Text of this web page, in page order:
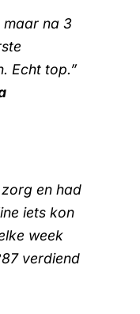
maar na 3
Echt top.”
en had
iets kon
week
verdiend